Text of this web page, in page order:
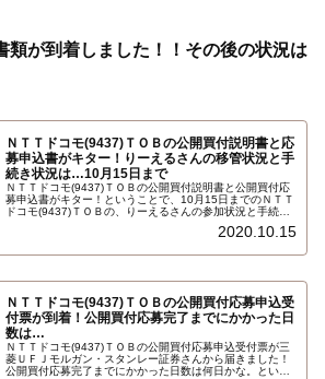
類が到着しました！！その後の状況は
ＮＴＴドコモ(9437)ＴＯＢの公開買付説明書と応
募申込書がキター！りーえるさんの移管状況と手
続き状況は…10月15日まで
ＮＴＴドコモ(9437)ＴＯＢの公開買付説明書と公開買付応
募申込書がキター！ということで、10月15日までのＮＴＴ
ドコモ(9437)ＴＯＢの、りーえるさんの参加状況と手続き
コモ(9437)ＴＯＢ編～サヤ取り！詳しくはこちら…2020.10.15
ＮＴＴドコモ(9437)ＴＯＢの公開買付応募申込受
付票が到着！公開買付応募完了までにかかった日
数は…
ＮＴＴドコモ(9437)ＴＯＢの公開買付応募申込受付票が三
菱ＵＦＪモルガン・スタンレー証券さんから届きました！
公開買付応募完了までにかかった日数は何日かな。という